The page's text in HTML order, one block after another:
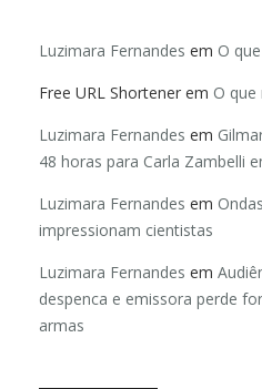
Luzimara Fernandes em O
Free URL Shortener em O
Luzimara Fernandes em
48 horas para Carla Zambelli
Luzimara Fernandes em
impressionam cientistas
Luzimara Fernandes em
despenca e emissora perde
armas